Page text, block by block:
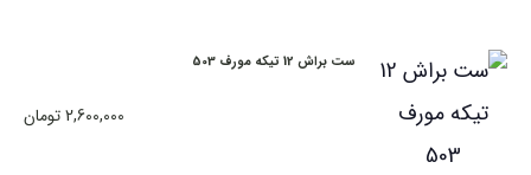
ست براش 12 تیکه مورف 503
2,600,000تومان